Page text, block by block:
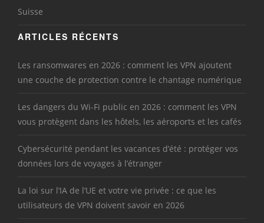
Suisse
ARTICLES RÉCENTS
Les ransomwares en 2026 : comment les VPN ajoutent
une couche de protection contre le chantage numérique
Les dangers du Wi-Fi public en 2026 : comment les VPN
vous protègent dans les hôtels, les aéroports et les cafés
Cybersécurité pendant les vacances d’été : protéger vos
données lors de voyages à l’étranger
La loi sur l’IA de l’UE et votre vie privée : ce que les
utilisateurs de VPN doivent savoir en 2026